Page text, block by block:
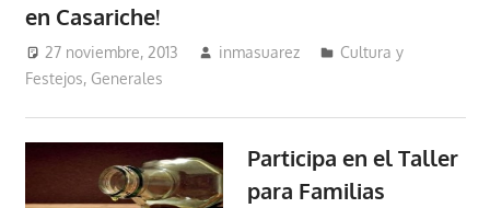
en Casariche!
27 noviembre, 2013 inmasuarez
Cultura y
Festejos, Generales
Participa en el Taller
para Familias